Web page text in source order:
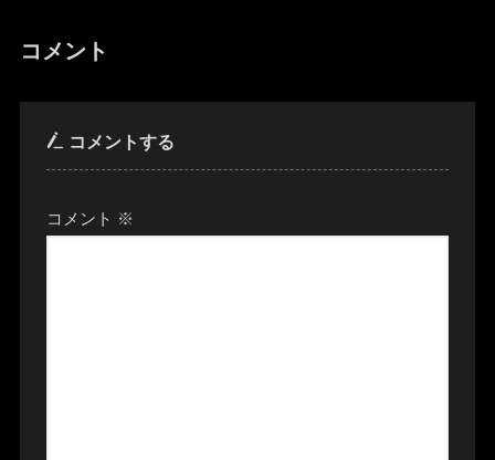
コメント
コメントする
コメント ※